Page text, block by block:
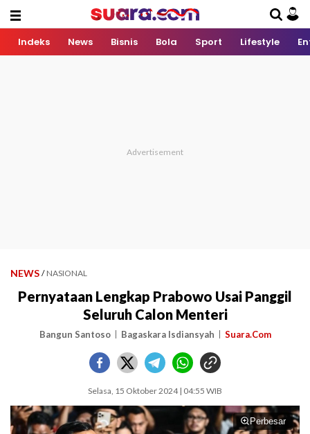
Indeks News Bisnis Bola Sport Lifestyle
NEWS / NASIONAL
Pernyataan Lengkap Prabowo Usai Panggil
Seluruh Calon Menteri
Bangun Santoso Bagaskara Isdiansyah Suara.Com
Selasa, 15 Oktober 2024 | 04:55 WIB
Perbesar